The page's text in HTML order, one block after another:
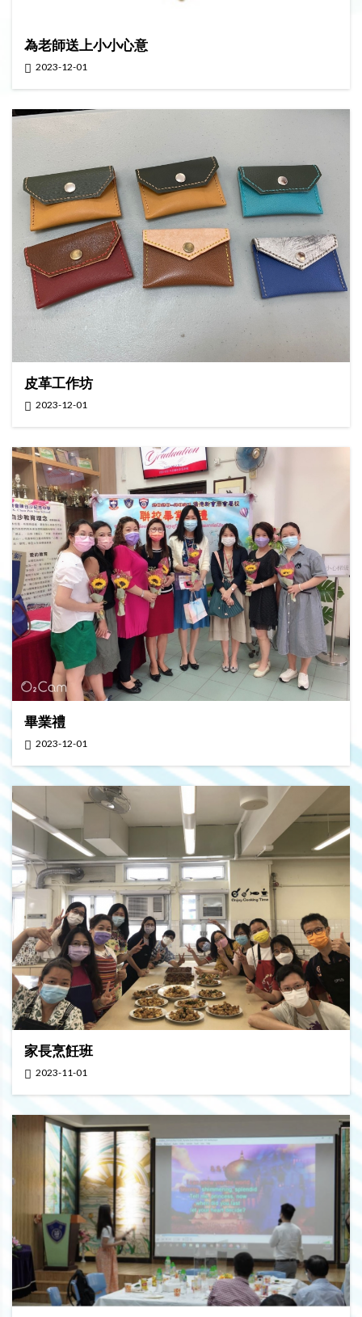
為老師送上小小心意
2023-12-01
皮革工作坊
2023-12-01
畢業禮
2023-12-01
家長烹飪班
2023-11-01